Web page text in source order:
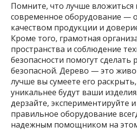
Помните, что лучше вложиться
современное оборудование —
качеством продукции и
Кроме того, грамотная
пространства и соблюдение
безопасности помогут сделать
безопасной. Дерево — это
лучше вы сумеете его
уникальнее будут ваши
дерзайте, экспериментируйте
правильное оборудование
надежным помощником на